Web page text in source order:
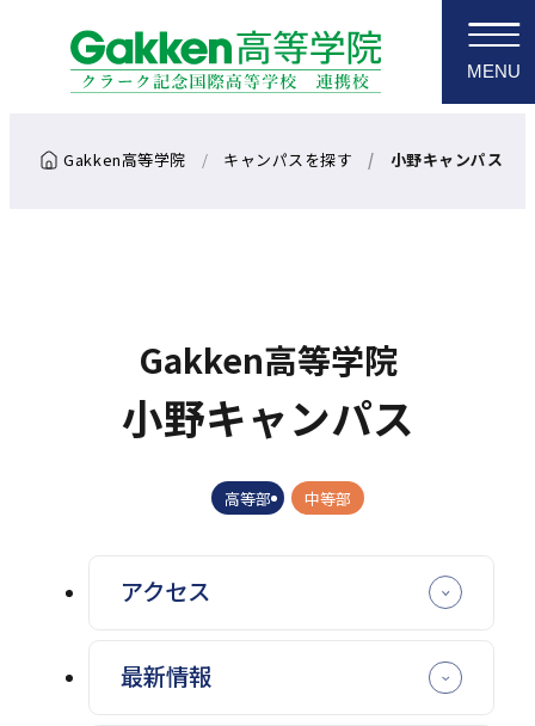
MENU
キャンパスを探す 小野キャンパス
Gakken高等学院
小野キャンパス
高等部 中等部
アクセス
最新情報